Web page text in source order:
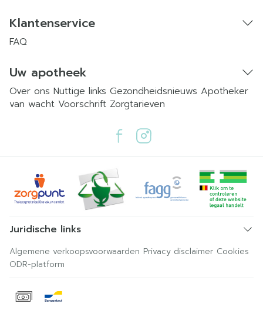
Klantenservice
FAQ
Uw apotheek
Over ons Nuttige links Gezondheidsnieuws Apotheker
van wacht Voorschrift Zorgtarieven
Juridische links
Algemene verkoopsvoorwaarden Privacy disclaimer Cookies
ODR-platform